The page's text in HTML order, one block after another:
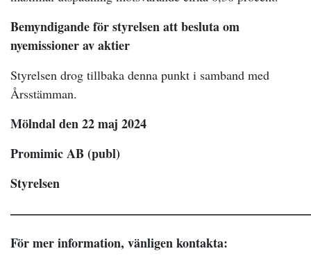
Bemyndigande för styrelsen att besluta om
nyemissioner av aktier
Styrelsen drog tillbaka denna punkt i samband med
Årsstämman.
Mölndal den 22 maj 2024
Promimic AB (publ)
Styrelsen
För mer information, vänligen kontakta: